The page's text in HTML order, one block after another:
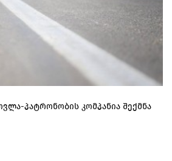
პატრონობის კომპანია შექმნა